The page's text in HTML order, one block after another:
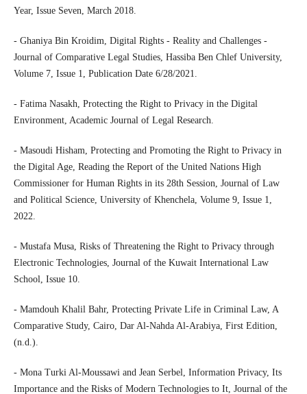
Year, Issue Seven, March 2018.
- Ghaniya Bin Kroidim, Digital Rights - Reality and Challenges -
Journal of Comparative Legal Studies, Hassiba Ben Chlef University,
Volume 7, Issue 1, Publication Date 6/28/2021.
- Fatima Nasakh, Protecting the Right to Privacy in the Digital
Environment, Academic Journal of Legal Research.
- Masoudi Hisham, Protecting and Promoting the Right to Privacy in
the Digital Age, Reading the Report of the United Nations High
Commissioner for Human Rights in its 28th Session, Journal of Law
and Political Science, University of Khenchela, Volume 9, Issue 1,
2022.
- Mustafa Musa, Risks of Threatening the Right to Privacy through
Electronic Technologies, Journal of the Kuwait International Law
School, Issue 10.
- Mamdouh Khalil Bahr, Protecting Private Life in Criminal Law, A
Comparative Study, Cairo, Dar Al-Nahda Al-Arabiya, First Edition,
(n.d.).
- Mona Turki Al-Moussawi and Jean Serbel, Information Privacy, Its
Importance and the Risks of Modern Technologies to It, Journal of the